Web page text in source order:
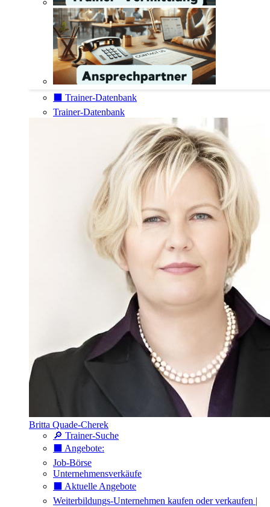
⬛️ Trainer-Datenbank
Trainer-Datenbank
Britta Quade-Cherek
🔎 Trainer-Suche
⬛️ Angebote:
Job-Börse
Unternehmensverkäufe
⬛️ Aktuelle Angebote
Weiterbildungs-Unternehmen kaufen oder verkaufen |